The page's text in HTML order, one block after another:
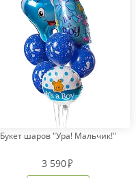
Букет шаров "Ура! Мальчик!"
3 590